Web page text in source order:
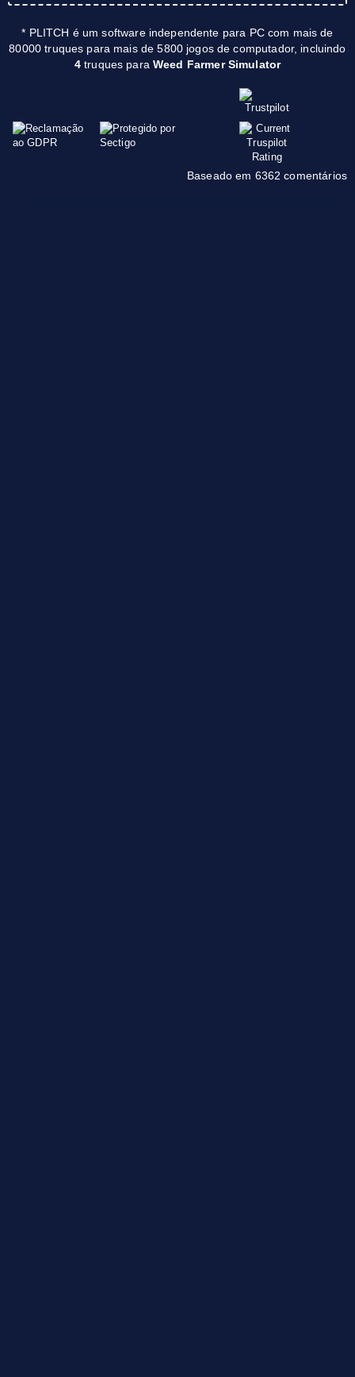
* PLITCH é um software independente para PC com mais de
80000 truques para mais de 5800 jogos de computador, incluindo
4truques paraWeed Farmer Simulator
Baseado em 6362 comentários